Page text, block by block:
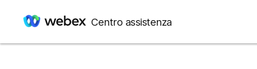
Centro assistenza